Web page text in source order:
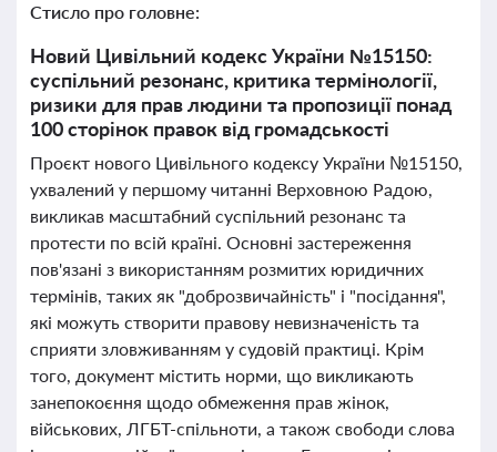
Стисло про головне:
Новий Цивільний кодекс України №15150:
суспільний резонанс, критика термінології,
ризики для прав людини та пропозиції понад
100 сторінок правок від громадськості
Проєкт нового Цивільного кодексу України №15150,
ухвалений у першому читанні Верховною Радою,
викликав масштабний суспільний резонанс та
протести по всій країні. Основні застереження
пов'язані з використанням розмитих юридичних
термінів, таких як "доброзвичайність" і "посідання",
які можуть створити правову невизначеність та
сприяти зловживанням у судовій практиці. Крім
того, документ містить норми, що викликають
занепокоєння щодо обмеження прав жінок,
військових, ЛГБТ-спільноти, а також свободи слова